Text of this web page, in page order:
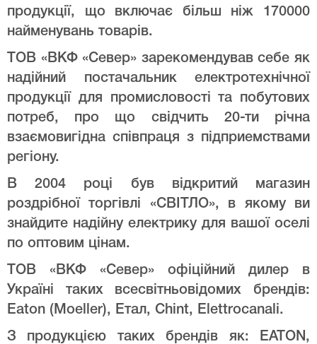
продукції, що включає більш ніж 170000
найменувань товарів.
ТОВ «ВКФ «Север» зарекомендував себе як
надійний постачальник електротехнічної
продукції для промисловості та побутових
потреб, про що свідчить 20-ти річна
взаємовигідна співпраця з підприемствами
регіону.
В 2004 році був відкритий магазин
роздрібної торгівлі «СВІТЛО», в якому ви
знайдите надійну електрику для вашої оселі
по оптовим цінам.
ТОВ «ВКФ «Север» офіційний дилер в
Україні таких всесвітньовідомих брендів:
Eaton (Moeller), Етал, Chint, Elettrocanali.
З продукцією таких брендів як: EATON,